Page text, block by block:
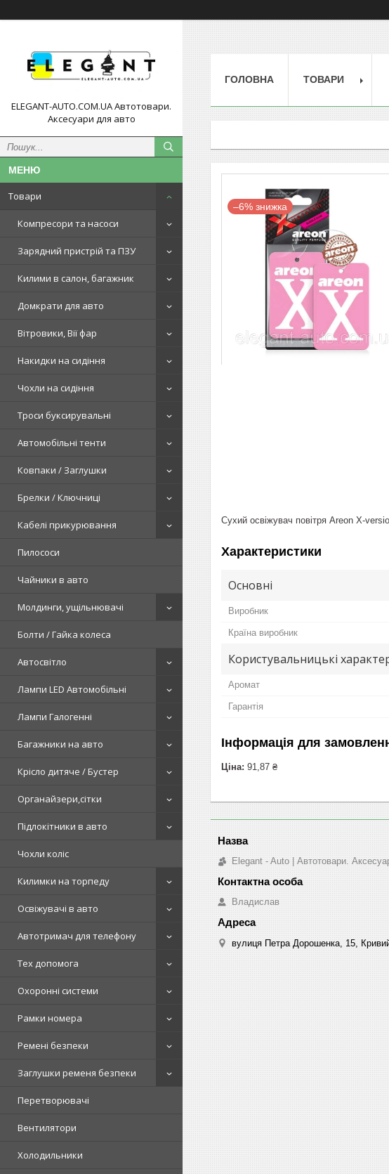
ELEGANT-AUTO.COM.UA Автотовари.
Аксесуари для авто
Товари
Компресори та насоси
Зарядний пристрій та ПЗУ
Килими в салон, багажник
Домкрати для авто
Вітровики, Вії фар
Накидки на сидіння
Чохли на сидіння
Троси буксирувальні
Автомобільні тенти
Ковпаки / Заглушки
Брелки / Ключниці
Кабелі прикурювання
Пилососи
Чайники в авто
Молдинги, ущільнювачі
Болти / Гайка колеса
Автосвітло
Лампи LED Автомобільні
Лампи Галогенні
Багажники на авто
Крісло дитяче / Бустер
Органайзери,сітки
Підлокітники в авто
Чохли коліс
Килимки на торпеду
Освіжувачі в авто
Автотримач для телефону
Тех допомога
Охоронні системи
Рамки номера
Ремені безпеки
Заглушки ременя безпеки
Перетворювачі
Вентилятори
Холодильники
ГОЛОВНА ТОВАРИ
–6%
Сухий освіжувач повітря Areon X-
Характеристики
Основні
Виробник
Країна виробник
Користувальницькі
Аромат
Гарантія
Інформація для
Ціна: 91,87 ₴
Elegant - Auto | Автотовари.
Владислав
вулиця Петра Дорошенка, 15, Кривий